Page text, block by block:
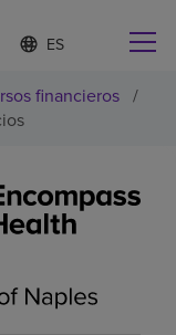
Lista
de
idiomas
contraída
d
o
m
l
e
o
financieros /